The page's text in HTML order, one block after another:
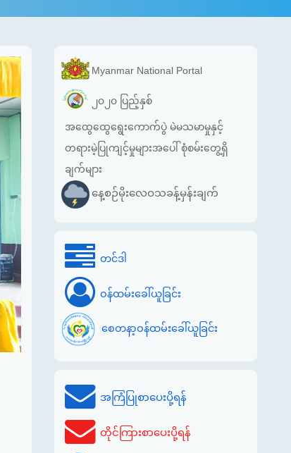
Myanmar National Portal
၂၀၂၀ ပြည့်နှစ်
အထွေထွေရွေးကောက်ပွဲ မဲမသမာမှုနှင့်
တရားမဲ့ပြုကျင့်မှုများအပေါ် စုံစမ်းတွေ့ရှိ
ချက်များ
နေ့စဉ်မိုးလေဝသခန့်မှန်းချက်
တင်ဒါ
ဝန်ထမ်းခေါ်ယူခြင်း
စေတနာ့ဝန်ထမ်းခေါ်ယူခြင်း
အကြံပြုစာပေးပို့ရန်
တိုင်ကြားစာပေးပို့ရန်